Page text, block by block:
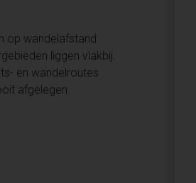
op wandelafstand
liggen vlakbij.
en wandelroutes
afgelegen.